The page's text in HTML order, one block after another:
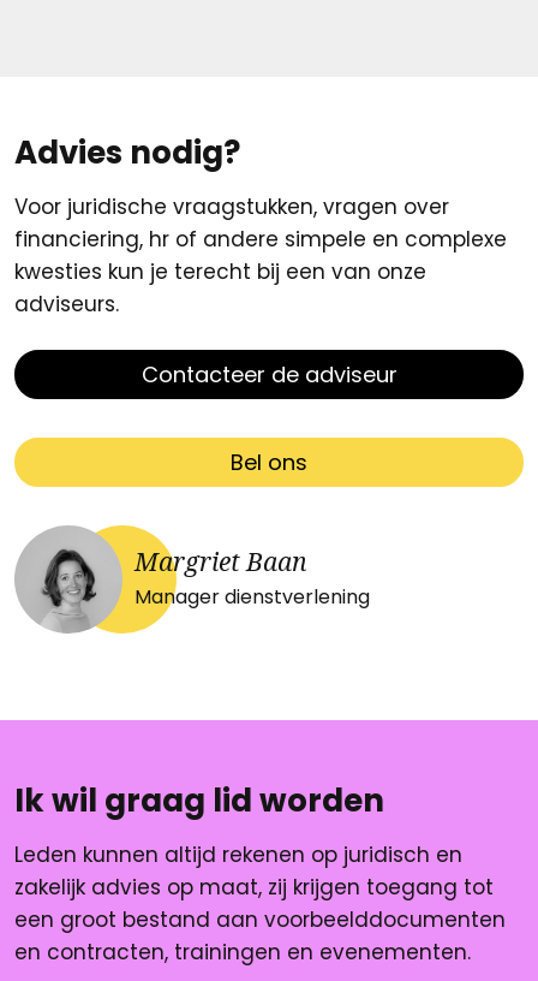
Advies nodig?
Voor juridische vraagstukken, vragen over
financiering, hr of andere simpele en complexe
kwesties kun je terecht bij een van onze
adviseurs.
Contacteer de adviseur
Bel ons
Margriet Baan
Manager dienstverlening
Ik wil graag lid worden
Leden kunnen altijd rekenen op juridisch en
zakelijk advies op maat, zij krijgen toegang tot
een groot bestand aan voorbeelddocumenten
en contracten, trainingen en evenementen.